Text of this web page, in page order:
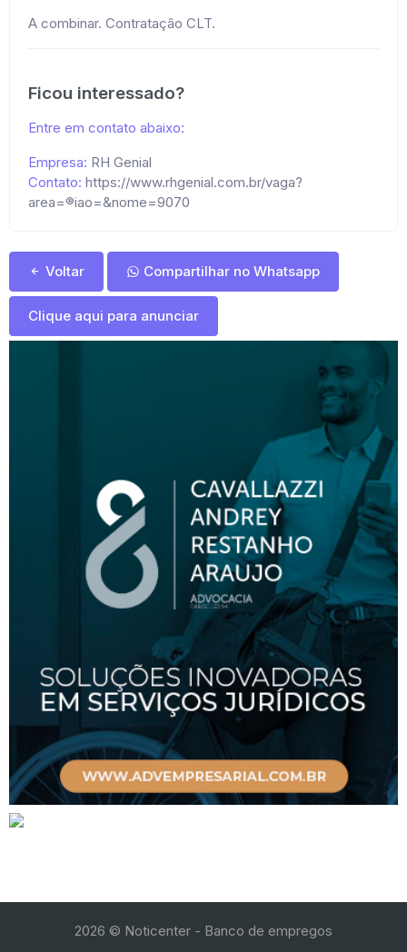
A combinar. Contratação CLT.
Ficou interessado?
Entre em contato abaixo:
Empresa: RH Genial
Contato: https://www.rhgenial.com.br/vaga?
area=®iao=&nome=9070
Voltar Compartilhar no Whatsapp
Clique aqui para anunciar
2026 © Noticenter - Banco de empregos